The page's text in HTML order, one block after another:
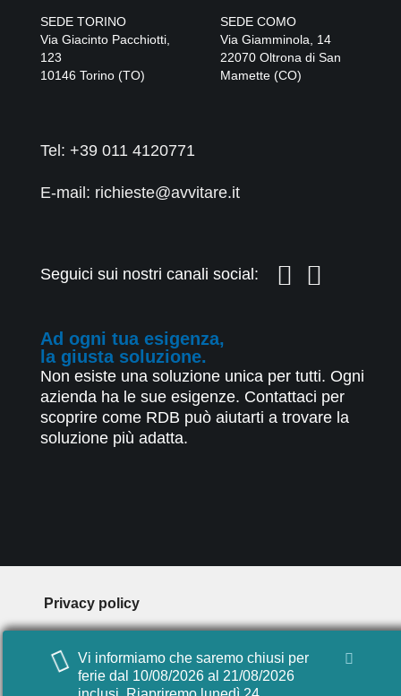
SEDE TORINO
Via Giacinto Pacchiotti,
123
10146 Torino (TO)
SEDE COMO
Via Giamminola, 14
22070 Oltrona di San
Mamette(CO)
Tel: +39 011 4120771
E-mail: richieste@avvitare.it
Seguici sui nostri canali social:
Ad ogni tua esigenza,
la giusta soluzione.
Non esiste una soluzione unica per tutti. Ogni
azienda ha le sue esigenze. Contattaci per
scoprire come RDB può aiutarti a trovare la
soluzione più adatta.
Privacy policy
Cookie policy
Digital agency: Videocomp
Vi informiamo che saremo chiusi per
ferie dal 10/08/2026 al 21/08/2026